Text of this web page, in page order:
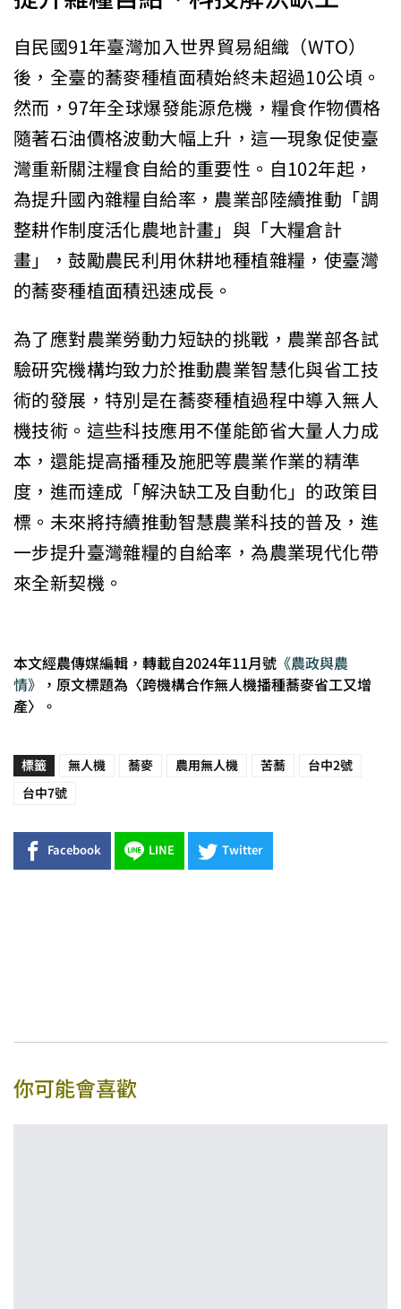
自民國91年臺灣加入世界貿易組織（WTO）
後，全臺的蕎麥種植面積始終未超過10公頃。
然而，97年全球爆發能源危機，糧食作物價格
隨著石油價格波動大幅上升，這一現象促使臺
灣重新關注糧食自給的重要性。自102年起，
為提升國內雜糧自給率，農業部陸續推動「調
整耕作制度活化農地計畫」與「大糧倉計
畫」，鼓勵農民利用休耕地種植雜糧，使臺灣
的蕎麥種植面積迅速成長。
為了應對農業勞動力短缺的挑戰，農業部各試
驗研究機構均致力於推動農業智慧化與省工技
術的發展，特別是在蕎麥種植過程中導入無人
機技術。這些科技應用不僅能節省大量人力成
本，還能提高播種及施肥等農業作業的精準
度，進而達成「解決缺工及自動化」的政策目
標。未來將持續推動智慧農業科技的普及，進
一步提升臺灣雜糧的自給率，為農業現代化帶
來全新契機。
本文經農傳媒編輯，轉載自2024年11月號《農政與農
情》 ，原文標題為〈跨機構合作無人機播種蕎麥省工又增
產〉。
標籤 無人機 蕎麥 農用無人機 苦蕎 台中2號
台中7號
Facebook LINE Twitter
你可能會喜歡